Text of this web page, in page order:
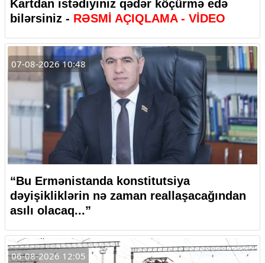
Kartdan istədiyiniz qədər köçürmə edə
bilərsiniz - RƏSMİ AÇIQLAMA - VİDEO
07-08-2026 10:48
“Bu Ermənistanda konstitutsiya
dəyişikliklərin nə zaman reallaşacağından
asılı olacaq...”
06-08-2026 12:05